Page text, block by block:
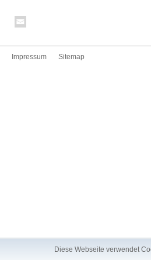
Diese Webseite verwendet
Impressum Sitemap